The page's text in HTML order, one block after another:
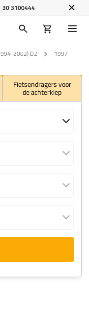
30 3100444
2002) D2 1997
Fietsendragers voor
de achterklep